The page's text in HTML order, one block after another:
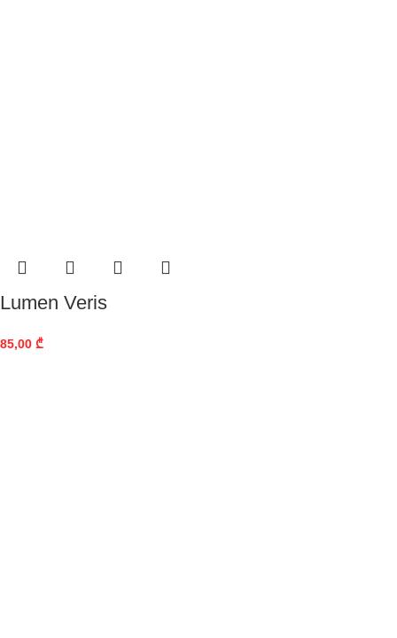
Lumen Veris
85,00 ₾